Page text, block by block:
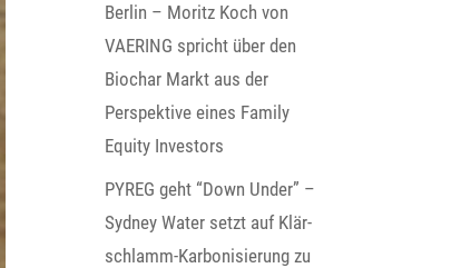
Berlin – Moritz Koch von
VAERING spricht über den
Biochar Markt aus der
Perspek­tive eines Family
Equity Investors
PYREG geht “Down Under” –
Sydney Water setzt auf Klär­
schlamm-Karbo­ni­sie­rung zu